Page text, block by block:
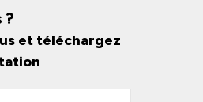
?
et téléchargez